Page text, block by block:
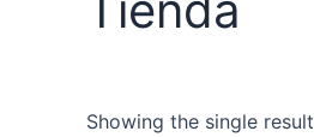
Showing the single result